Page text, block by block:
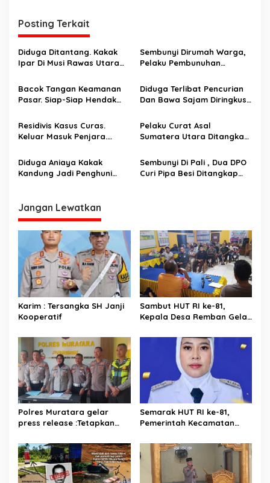
i
g
a
s
i
p
s
Posting Terkait
Diduga Ditantang. Kakak
Ipar Di Musi Rawas Utara
Oleh Adik Ipar. Pelaku
Ditangkap Di Ogan Ilir
Sembunyi Dirumah Warga,
Pelaku Pembunuhan
Ditangkap
Bacok Tangan Keamanan
Pasar. Siap-Siap Hendak
Tim Macan Linggau
Diduga Terlibat Pencurian
Dan Bawa Sajam Diringkus
Residivis Kasus Curas.
Keluar Masuk Penjara.
Rawas Ilir
Pelaku Curat Asal
Sumatera Utara Ditangkap
Linggau Barat
Diduga Aniaya Kakak
Kandung Jadi Penghuni
Sembunyi Di Pali , Dua DPO
Curi Pipa Besi Ditangkap
Jangan Lewatkan
Karim : Tersangka SH Janji
Kooperatif
Sambut HUT RI ke-81,
Kepala Desa Remban Gelar
Panitia
Polres Muratara gelar
press release :Tetapkan
Tersangka Kecelakaan
Maut antara Bus ALS dan
Tangki BBM Tewaskan 19
Orang
Semarak HUT RI ke-81,
Pemerintah Kecamatan
Lomba